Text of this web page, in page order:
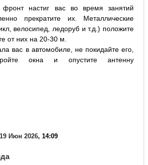
настиг вас во время занятий
прекратите их. Металлические
велосипед, ледоруб и т.д.) положите
от них на 20-30 м.
вас в автомобиле, не покидайте его,
окна и опустите антенну
19 Июн 2026, 14:09